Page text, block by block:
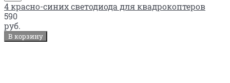
4 красно-синих светодиода для квадрокоптеров
590
руб.
В корзину